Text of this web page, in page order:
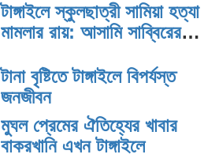
টাঙ্গাইলে স্কুলছাত্রী সামিয়া হত্যা
মামলার রায়: আসামি সাব্বিরের
টানা বৃষ্টিতে টাঙ্গাইলে বিপর্যস্ত
জনজীবন
মুঘল প্রেমের ঐতিহ্যের খাবার
বাকরখানি এখন টাঙ্গাইলে